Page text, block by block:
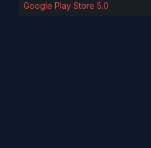
Google Play Store 5.0